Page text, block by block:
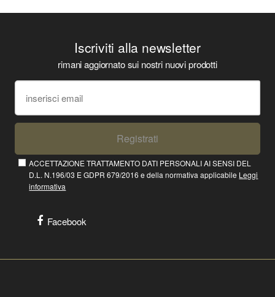
Iscriviti alla newsletter
rimani aggiornato sui nostri nuovi prodotti
Registrati
ACCETTAZIONE TRATTAMENTO DATI PERSONALI AI SENSI DEL
D.L. N.196/03 E GDPR 679/2016 e della normativa applicabile Leggi
informativa
Facebook